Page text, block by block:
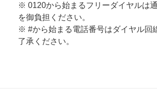
※ 0120から始まるフリーダイヤルは
を御負担ください。
※ #から始まる電話番号はダイヤル回
了承ください。